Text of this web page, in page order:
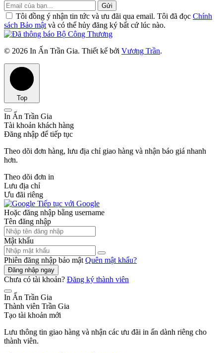
Gửi
Tôi đồng ý nhận tin tức và ưu đãi qua email. Tôi đã đọc Chính
sách Bảo mậtvà có thể hủy đăng ký bất cứ lúc nào.
© 2026 In Ấn Trần Gia. Thiết kế bởi Vương Trần.
Top
In Ấn Trần Gia
Tài khoản khách hàng
Đăng nhập để tiếp tục
Theo dõi đơn hàng, lưu địa chỉ giao hàng và nhận báo giá nhanh
hơn.
Theo dõi đơn in
Lưu địa chỉ
Ưu đãi riêng
Tiếp tục với Google
Hoặc đăng nhập bằng username
Tên đăng nhập
Mật khẩu
Phiên đăng nhập bảo mậtQuên mật khẩu?
Đăng nhập ngay
Chưa có tài khoản? Đăng ký thành viên
In Ấn Trần Gia
Thành viên Trần Gia
Tạo tài khoản mới
Lưu thông tin giao hàng và nhận các ưu đãi in ấn dành riêng cho
thành viên.